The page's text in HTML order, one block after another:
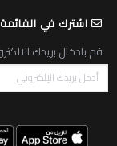
اشترك في القائمة
قم بادخال بريدك